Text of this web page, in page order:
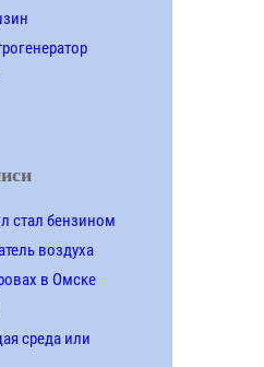
стал бензином
воздуха
в Омске
среда или